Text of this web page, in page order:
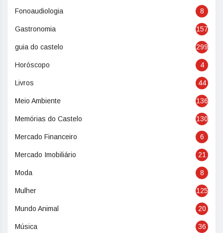
Fonoaudiologia 8
Gastronomia 157
guia do castelo 299
Horóscopo 4
Livros 44
Meio Ambiente 136
Memórias do Castelo 130
Mercado Financeiro 6
Mercado Imobiliário 21
Moda 8
Mulher 125
Mundo Animal 20
Música 36